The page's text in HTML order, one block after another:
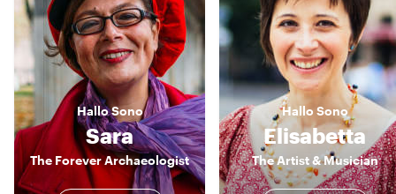
HalloSono
Sara
The Forever Archaeologist
Hallo Sono
Elisabetta
The Artist & Musician